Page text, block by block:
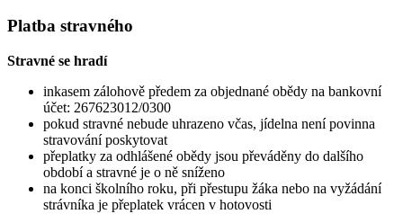
Platba stravného
Stravné se hradí
inkasem zálohově předem za objednané obědy na bankovní
účet: 267623012/0300
pokud stravné nebude uhrazeno včas, jídelna není povinna
stravování poskytovat
přeplatky za odhlášené obědy jsou převáděny do dalšího
období a stravné je o ně sníženo
na konci školního roku, při přestupu žáka nebo na vyžádání
strávníka je přeplatek vrácen v hotovosti